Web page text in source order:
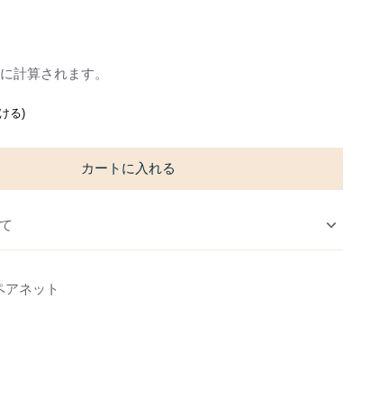
計算されます。
る)
カートに入れる
ネット